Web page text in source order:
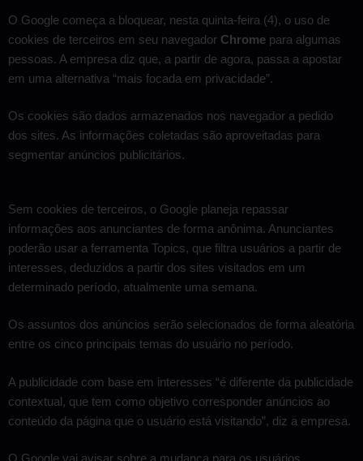
O Google começa a bloquear, nesta quinta-feira (4), o uso de
cookies de terceiros em seu navegador Chrome para algumas
pessoas. A empresa diz que, a partir de agora, passa a apostar
em uma alternativa “mais focada em privacidade”.
Os cookies são dados armazenados nos navegador a pedido
dos sites. As informações coletadas são aproveitadas para
segmentar anúncios publicitários.
Sem cookies de terceiros, o Google planeja repassar
informações aos anunciantes de forma anônima. Anunciantes
poderão usar a ferramenta Topics, que filtra usuários a partir de
interesses, deduzidos a partir dos sites visitados em um
determinado período, atualmente uma semana.
Os assuntos dos anúncios serão selecionados de forma aleatória
entre os cinco principais temas do usuário no período.
A publicidade com base em interesses “é diferente da publicidade
contextual, que tem como objetivo corresponder anúncios ao
conteúdo da página que o usuário está visitando”, diz a empresa.
O Google vai avisar sobre a mudança para os usuários